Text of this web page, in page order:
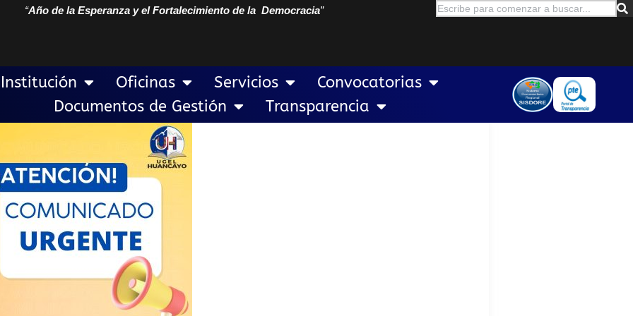
“Año de la Esperanza y el Fortalecimiento de la Democracia”
Institución Oficinas Servicios
Convocatorias
Documentos de Gestión
Transparencia